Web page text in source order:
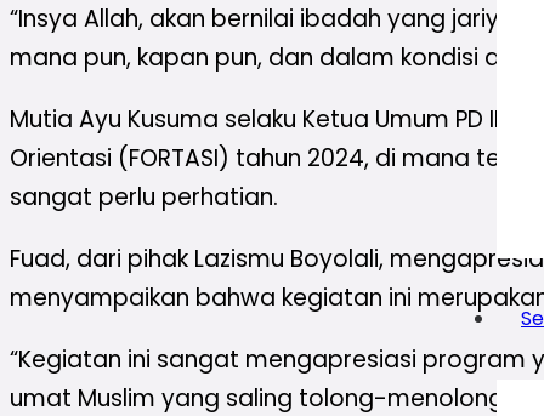
“Insya Allah, akan bernilai ibadah yang
mana pun, kapan pun, dan dalam kondisi apa
Mutia Ayu Kusuma selaku Ketua Umum PD
Orientasi (FORTASI) tahun 2024, di mana
sangat perlu perhatian.
Fuad, dari pihak Lazismu Boyolali,
menyampaikan bahwa kegiatan ini
“Kegiatan ini sangat mengapresiasi program
umat Muslim yang saling tolong-menolong